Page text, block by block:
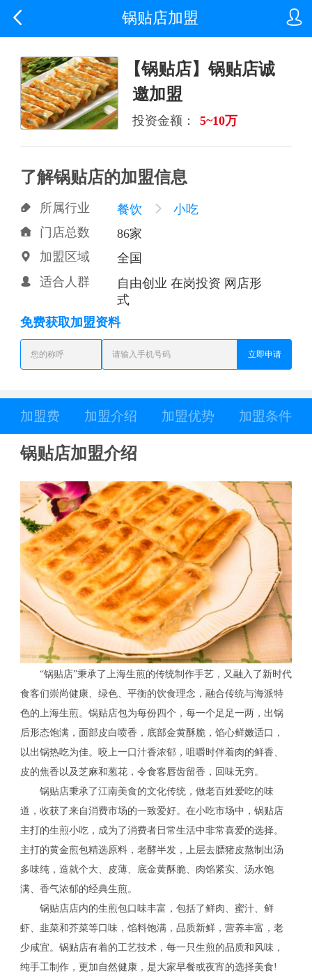

 锅贴店加盟
【锅贴店】锅贴店诚
邀加盟
投资金额： 5~10万
了解锅贴店的加盟信息
 所属行业 餐饮  小吃
 门店总数 86家
 加盟区域 全国
 适合人群
自由创业 在岗投资 网店形
式
免费获取加盟资料
立即申请
加盟费 加盟介绍 加盟优势 加盟条件
锅贴店加盟介绍
“锅贴店”秉承了上海生煎的传统制作手艺，又融入了新时代
食客们崇尚健康、绿色、平衡的饮食理念，融合传统与海派特
色的上海生煎。锅贴店包为每份四个，每一个足足一两，出锅
后形态饱满，面部皮白喷香，底部金黄酥脆，馅心鲜嫩适口，
以出锅热吃为佳。咬上一口汁香浓郁，咀嚼时伴着肉的鲜香、
皮的焦香以及芝麻和葱花，令食客唇齿留香，回味无穷。
锅贴店秉承了江南美食的文化传统，做老百姓爱吃的味
道，收获了来自消费市场的一致爱好。在小吃市场中，锅贴店
主打的生煎小吃，成为了消费者日常生活中非常喜爱的选择。
主打的黄金煎包精选原料，老酵半发，上层去膘猪皮熬制出汤
多味纯，造就个大、皮薄、底金黄酥脆、肉馅紧实、汤水饱
满、香气浓郁的经典生煎。
锅贴店店内的生煎包口味丰富，包括了鲜肉、蜜汁、鲜
虾、韭菜和芥菜等口味，馅料饱满，品质新鲜，营养丰富，老
少咸宜。锅贴店有着的工艺技术，每一只生煎的品质和风味，
纯手工制作，更加自然健康，是大家早餐或夜宵的选择美食!